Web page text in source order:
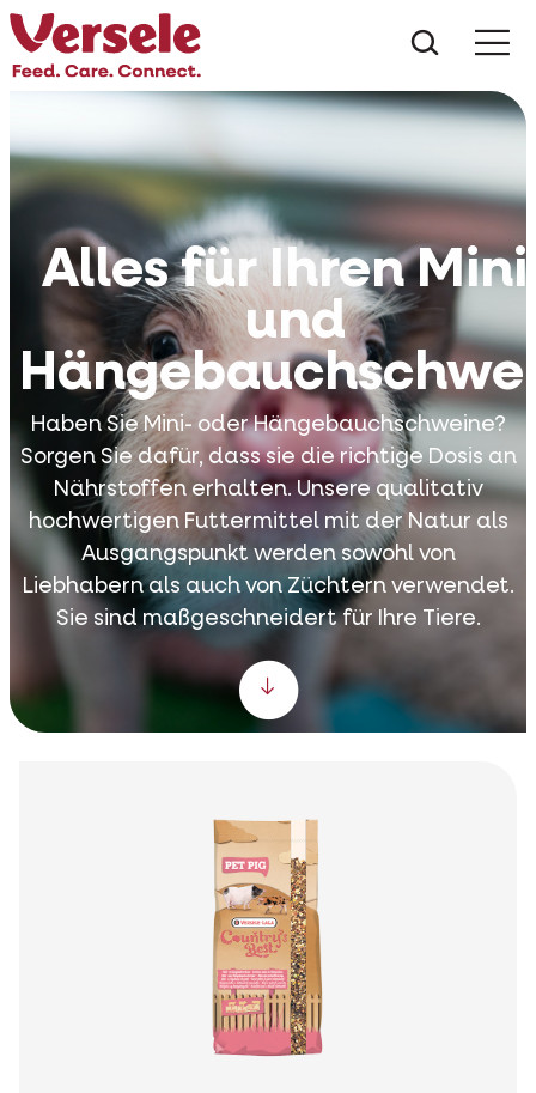
Alles für Ihren
und
Haben Sie Mini- oder Hängebauchschweine?
Sorgen Sie dafür, dass sie die richtige Dosis an
Nährstoffen erhalten. Unsere qualitativ
hochwertigen Futtermittel mit der Natur als
Ausgangspunkt werden sowohl von
Liebhabern als auch von Züchtern verwendet.
Sie sind maßgeschneidert für Ihre Tiere.
Scroll down